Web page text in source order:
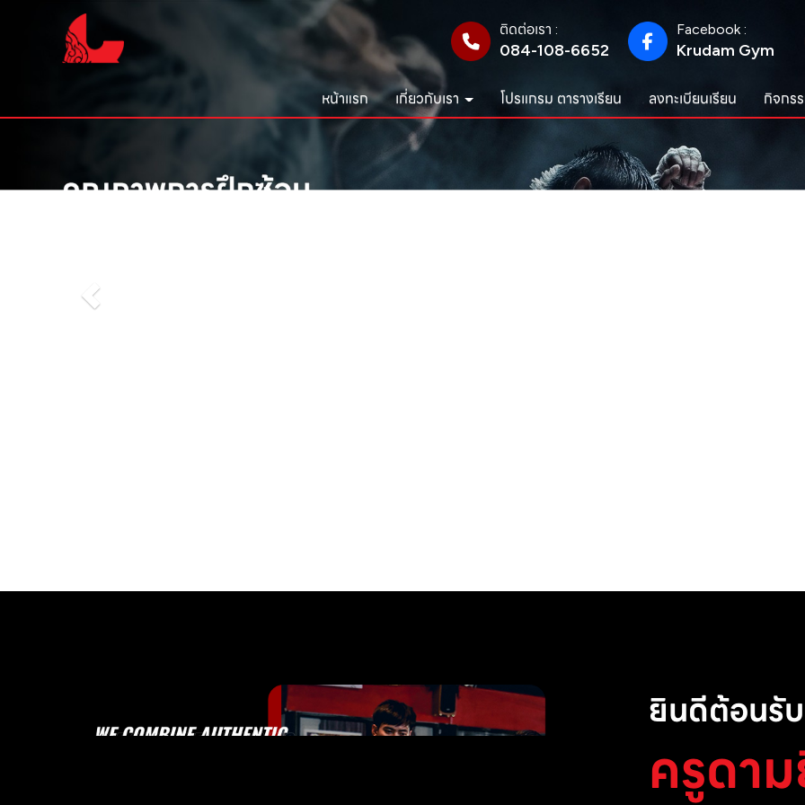
ติดต่อเรา :
084-108-6652
Facebook :
Krudam Gym
หน้าแรก เกี่ยวกับเรา โปรแกรม ตารางเรียน ลงทะเบียนเรียน กิจกร
ยินดีต้อนรั
ครูดา